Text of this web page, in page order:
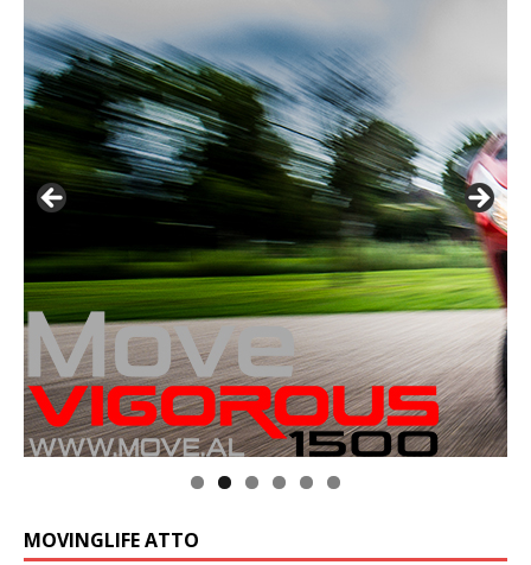
MOVINGLIFE ATTO